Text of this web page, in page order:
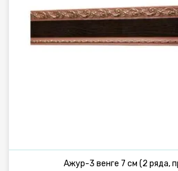
Ажур-3 венге 7 см (2 ряда,